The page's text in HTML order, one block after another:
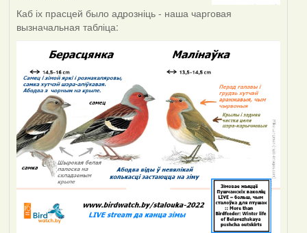
Каб іх прасцей было адрозніць - наша чарговая
вызначальная табліца: